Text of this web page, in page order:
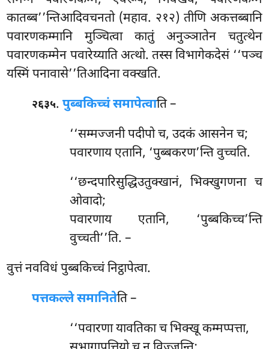
कातब्ब’’न्तिआदिवचनतो (महाव. २१२) तीणि अकत्तब्बानि
पवारणकम्मानि मुञ्चित्वा कातुं अनुञ्ञातेन चतुत्थेन
पवारणकम्मेन पवारेय्याति अत्थो. तस्स विभागेकदेसं ‘‘पञ्च
यस्मिं पनावासे’’तिआदिना वक्खति.
२६३५.पुब्बकिच्चं समापेत्वाति –
‘‘सम्मज्जनी पदीपो च, उदकं आसनेन च;
पवारणाय एतानि, ‘पुब्बकरण’न्ति वुच्चति.
‘‘छन्दपारिसुद्धिउतुक्खानं, भिक्खुगणना च
ओवादो;
पवारणाय एतानि, ‘पुब्बकिच्च’न्ति
वुच्चती’’ति. –
वुत्तं नवविधं पुब्बकिच्चं निट्ठापेत्वा.
पत्तकल्ले समानितेति –
‘‘पवारणा यावतिका च भिक्खू कम्मप्पत्ता,